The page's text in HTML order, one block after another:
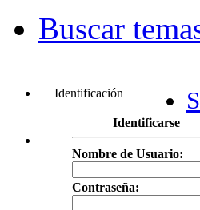
Buscar
Identificación
Identificarse
Nombre de Usuario:
Contraseña: